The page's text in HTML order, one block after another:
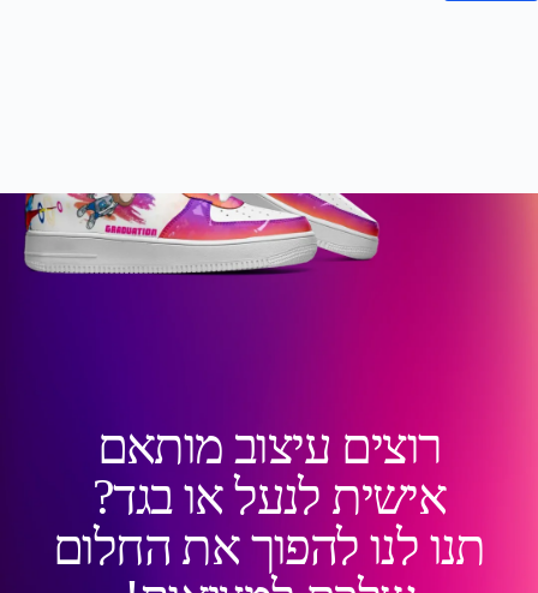
רוצים עיצוב מותאם
אישית לנעל או בגד?
תנו לנו להפוך את החלום